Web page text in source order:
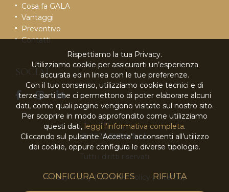
Cosa fa GALA
Vantaggi
Preventivo
Contatti
SOCIAL
© 2026EKRA S.r.l.
Tutti i diritti riservati
Privacy Policy|Cookies Policy |Sitemap
Rispettiamo la tua Privacy.
Utilizziamo cookie per assicurarti un’esperienza
accurata ed in linea con le tue preferenze.
Con il tuo consenso, utilizziamo cookie tecnici e di
terze parti che ci permettono di poter elaborare alcuni
dati, come quali pagine vengono visitate sul nostro sito.
Per scoprire in modo approfondito come utilizziamo
questi dati, leggi l’informativa completa.
Cliccando sul pulsante ‘Accetta’ acconsenti all’utilizzo
dei cookie, oppure configura le diverse tipologie.
CONFIGURA COOKIES RIFIUTA